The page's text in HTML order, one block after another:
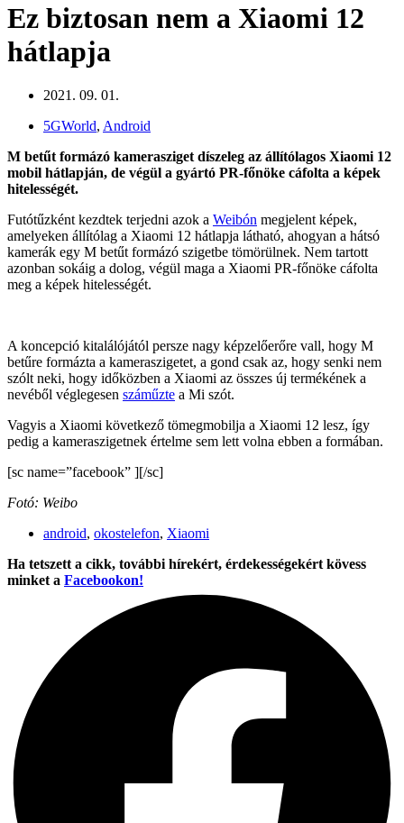
Ez biztosan nem a Xiaomi 12
hátlapja
2021. 09. 01.
5GWorld, Android
M betűt formázó kamerasziget díszeleg az állítólagos Xiaomi 12
mobil hátlapján, de végül a gyártó PR-főnöke cáfolta a képek
hitelességét.
Futótűzként kezdtek terjedni azok a Weibón megjelent képek,
amelyeken állítólag a Xiaomi 12 hátlapja látható, ahogyan a hátsó
kamerák egy M betűt formázó szigetbe tömörülnek. Nem tartott
azonban sokáig a dolog, végül maga a Xiaomi PR-főnöke cáfolta
meg a képek hitelességét.
A koncepció kitalálójától persze nagy képzelőerőre vall, hogy M
betűre formázta a kameraszigetet, a gond csak az, hogy senki nem
szólt neki, hogy időközben a Xiaomi az összes új termékének a
nevéből véglegesen száműzte a Mi szót.
Vagyis a Xiaomi következő tömegmobilja a Xiaomi 12 lesz, így
pedig a kameraszigetnek értelme sem lett volna ebben a formában.
[sc name=”facebook” ][/sc]
Fotó: Weibo
android, okostelefon, Xiaomi
Ha tetszett a cikk, további hírekért, érdekességekért kövess
minket a Facebookon!